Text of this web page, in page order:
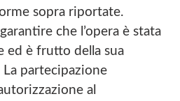
sopra riportate.
che l’opera è stata
ed è frutto della sua
partecipazione
al